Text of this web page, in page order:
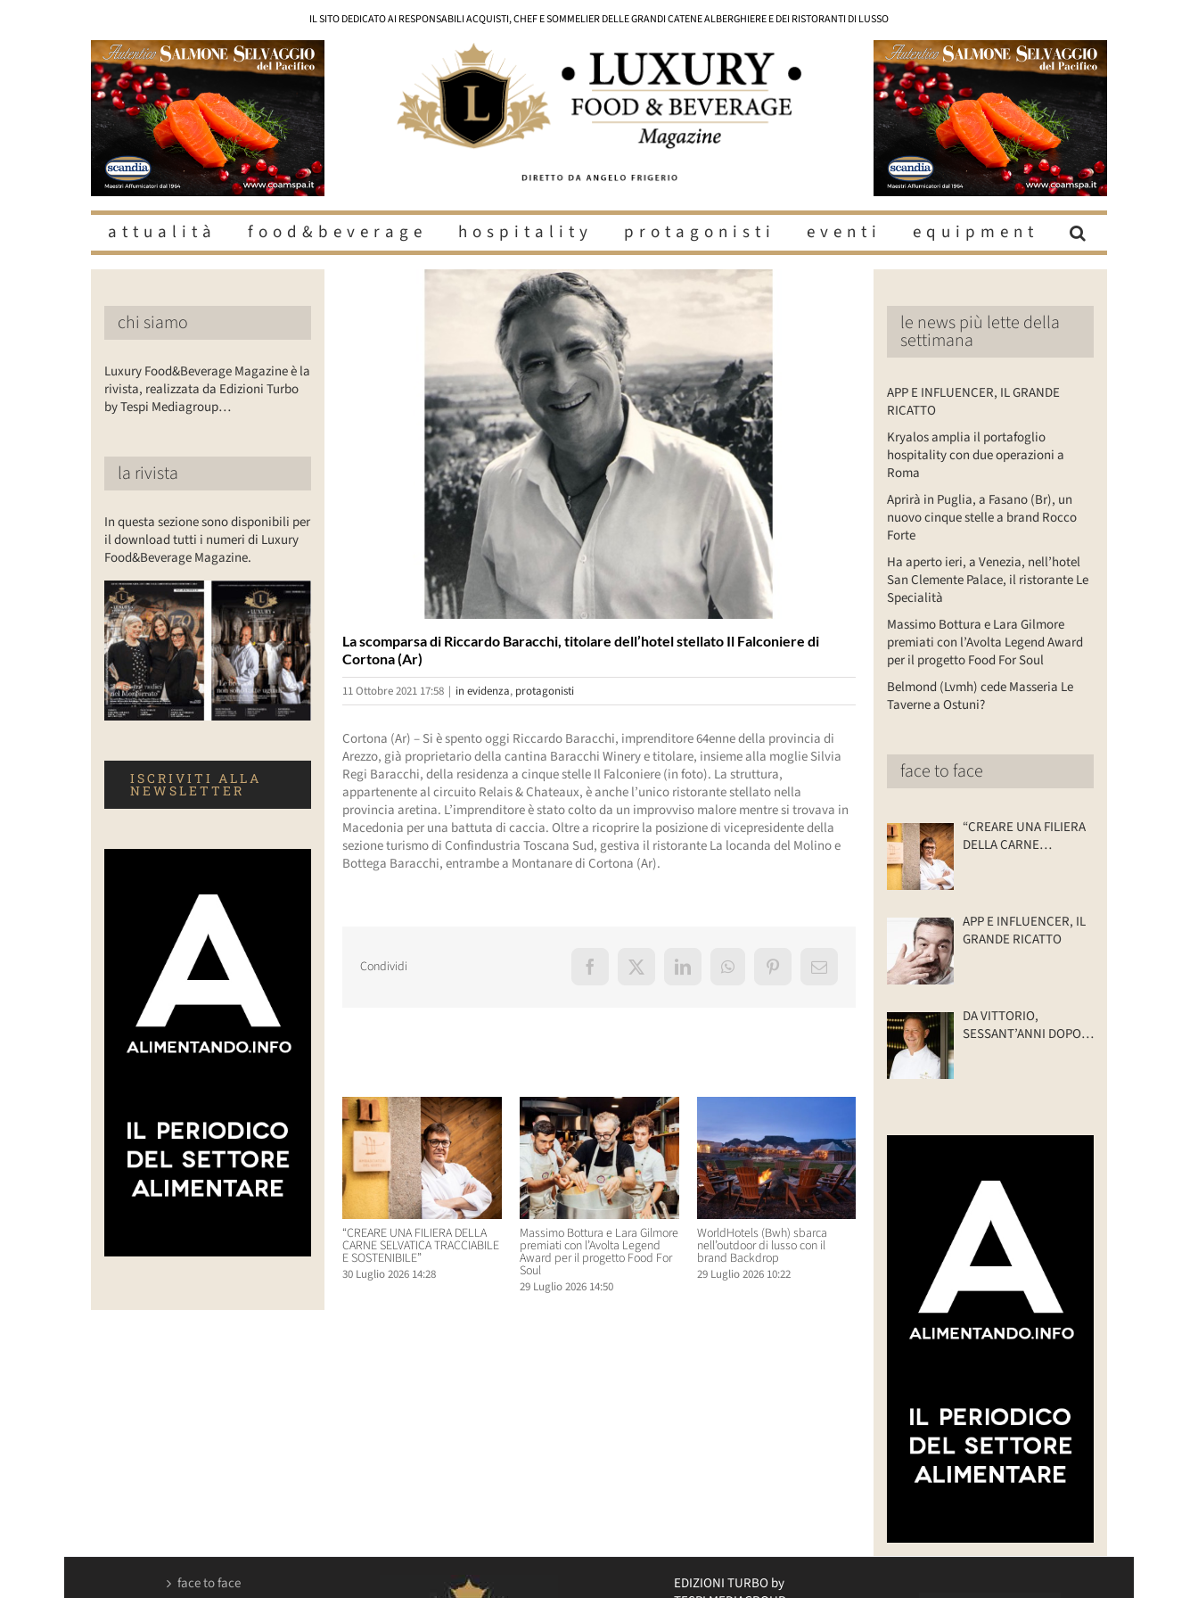
IL SITO DEDICATO AI RESPONSABILI ACQUISTI, CHEF E SOMMELIER DELLE GRANDI CATENE ALBERGHIERE E DEI RISTORANTI DI LUSSO
attualità food&beverage hospitality protagonisti eventi equipment
La scomparsa di Riccardo Baracchi, titolare dell’hotel stellato Il Falconiere di
Cortona (Ar)
11 Ottobre 2021 17:58 | in evidenza, protagonisti
Cortona (Ar) – Si è spento oggi Riccardo Baracchi, imprenditore 64enne della provincia di
Arezzo, già proprietario della cantina Baracchi Winery e titolare, insieme alla moglie Silvia
Regi Baracchi, della residenza a cinque stelle Il Falconiere (in foto). La struttura,
appartenente al circuito Relais & Chateaux, è anche l’unico ristorante stellato nella
provincia aretina. L’imprenditore è stato colto da un improvviso malore mentre si trovava in
Macedonia per una battuta di caccia. Oltre a ricoprire la posizione di vicepresidente della
sezione turismo di Confindustria Toscana Sud, gestiva il ristorante La locanda del Molino e
Bottega Baracchi, entrambe a Montanare di Cortona (Ar).
Condividi Facebook
X LinkedInWhatsAppPinterestEmail
“CREARE UNA FILIERA DELLA
CARNE SELVATICA TRACCIABILE
E SOSTENIBILE”
30 Luglio 2026 14:28
Massimo Bottura e Lara Gilmore
premiati con l’Avolta Legend
Award per il progetto Food For
Soul
29 Luglio 2026 14:50
WorldHotels (Bwh) sbarca
nell’outdoor di lusso con il
brand Backdrop
29 Luglio 2026 10:22
“CREARE UNA FILIERA DELLA
CARNE SELVATICA TRACCIABILE
E SOSTENIBILE”
30 Luglio 2026 14:28
29 Luglio 2026 14:50
chi siamo
Luxury Food&Beverage Magazine è la
rivista, realizzata da Edizioni Turbo
by Tespi Mediagroup…
la rivista
In questa sezione sono disponibili per
il download tutti i numeri di Luxury
Food&Beverage Magazine.
ISCRIVITI ALLA
NEWSLETTER
le news più lette della
settimana
APP E INFLUENCER, IL GRANDE
RICATTO
Kryalos amplia il portafoglio
hospitality con due operazioni a
Roma
Aprirà in Puglia, a Fasano (Br), un
nuovo cinque stelle a brand Rocco
Forte
Ha aperto ieri, a Venezia, nell’hotel
San Clemente Palace, il ristorante Le
Specialità
Massimo Bottura e Lara Gilmore
premiati con l’Avolta Legend Award
per il progetto Food For Soul
Belmond (Lvmh) cede Masseria Le
Taverne a Ostuni?
face to face
“CREARE UNA FILIERA
DELLA CARNE
APP E INFLUENCER, IL
GRANDE RICATTO
DA VITTORIO,
SESSANT’ANNI DOPO:
face to face
EDIZIONI TURBO by